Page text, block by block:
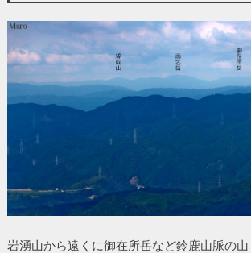
岩湧山から遠くに御在所岳など鈴鹿山脈の山